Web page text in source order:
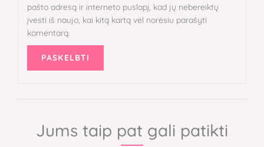
pašto adresą ir interneto puslapį, kad jų nebereiktų
įvesti iš naujo, kai kitą kartą vėl norėsiu parašyti
komentarą.
Jums taip pat gali patikti